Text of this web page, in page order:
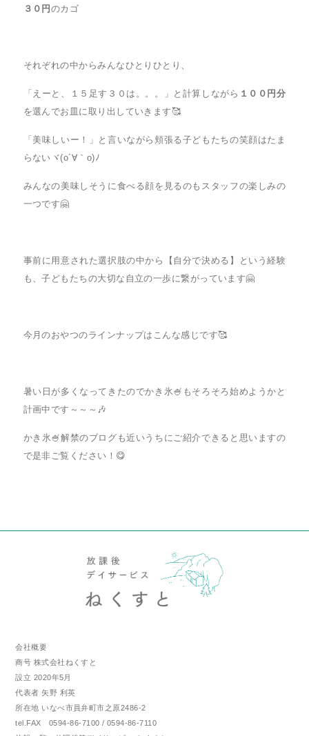
３０円 のカゴ
それぞれの中からみんなひとりひとり、
「えーと、１５足す３０は。。。」と計算しながら １００円分
を選んでお皿に取り出していきます🥰
「美味しいー！」と言いながら頬張る子どもたちの笑顔はたま
らないヾ(o´∀｀o)ﾉ
みんなの美味しそうに食べる顔を見るのもスタッフの楽しみの
一つです🤗
事前に用意された選択肢の中から【自分で決める】という経験
も、子どもたちの大切な自立の一歩に繋がっています🤗
今月のおやつのラインナップはこんな感じです🥰
暑い日が多くなってきたのでかき氷🍧もそろそろ始めようかと
計画中です～～～🎶
かき氷🍧解禁のブログも近いうちにご紹介できると思いますの
で是非ご覧ください！😋
会社概要
商号 株式会社ねくすと
設立 2020年5月
代表者 矢野 利英
所在地 いなべ市員弁町市之原2486-2
tel.FAX 0594-86-7100 / 0594-86-7110